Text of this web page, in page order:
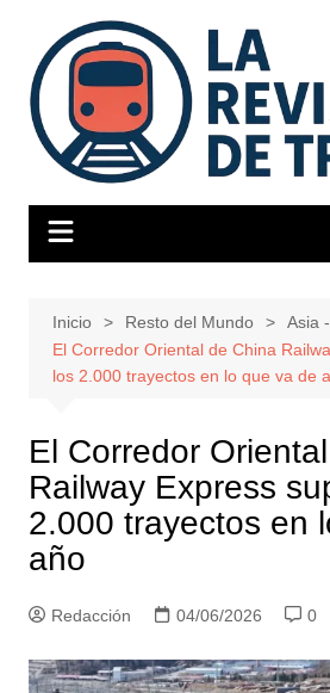
contenido
Inicio Resto del Mundo
Asia
El Corredor Oriental de China
los 2.000 trayectos en lo que va de
El Corredor
Railway Express
2.000 trayectos en
año
Redacción 04/06/2026 0